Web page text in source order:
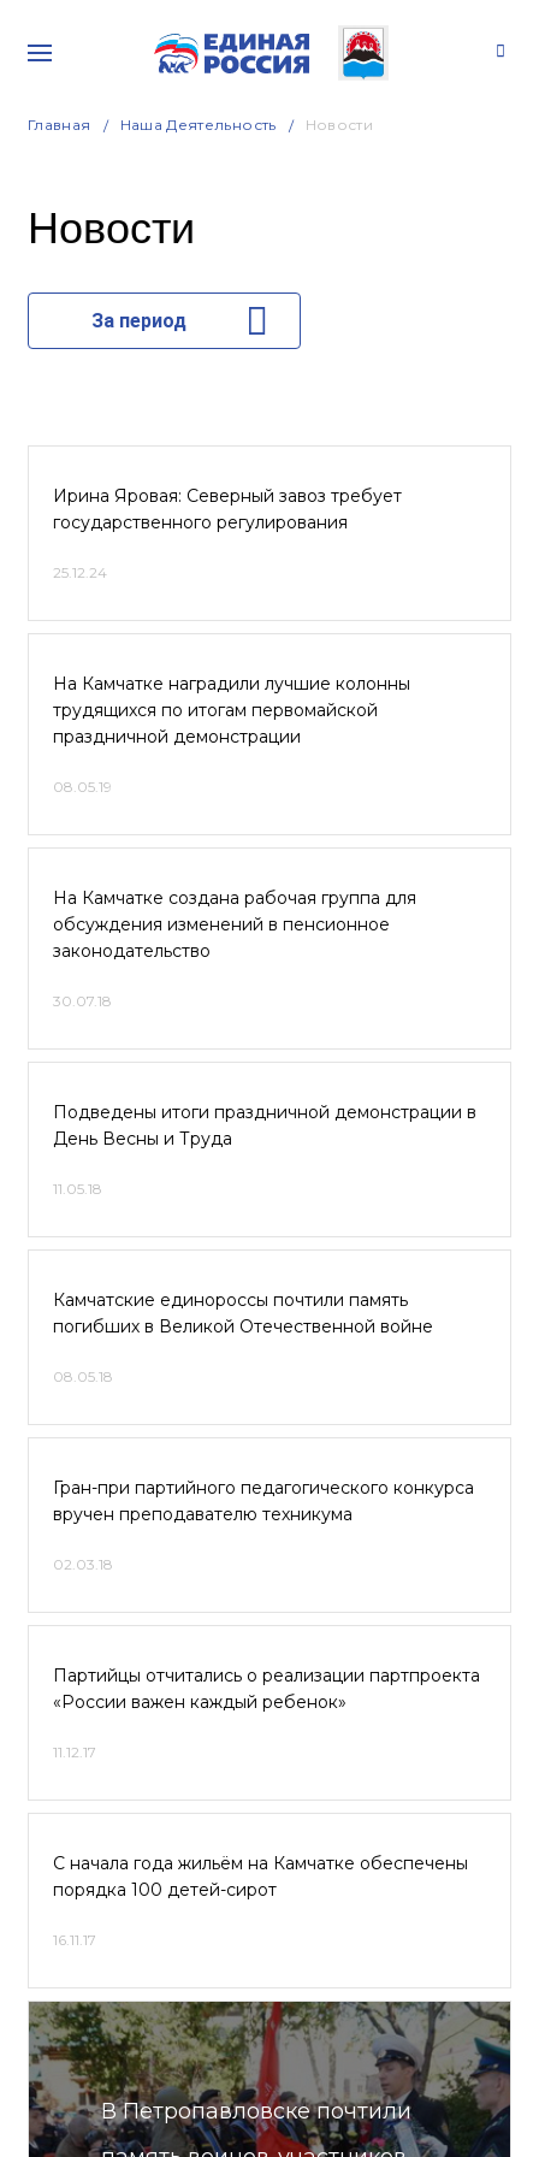
Главная Наша Деятельность Новости
Новости
За период
Ирина Яровая: Северный завоз требует
государственного регулирования
25.12.24
На Камчатке наградили лучшие колонны
трудящихся по итогам первомайской
праздничной демонстрации
08.05.19
На Камчатке создана рабочая группа для
обсуждения изменений в пенсионное
законодательство
30.07.18
Подведены итоги праздничной демонстрации в
День Весны и Труда
11.05.18
Камчатские единороссы почтили память
погибших в Великой Отечественной войне
08.05.18
Гран-при партийного педагогического конкурса
вручен преподавателю техникума
02.03.18
Партийцы отчитались о реализации партпроекта
«России важен каждый ребенок»
11.12.17
С начала года жильём на Камчатке обеспечены
порядка 100 детей-сирот
16.11.17
В Петропавловске почтили